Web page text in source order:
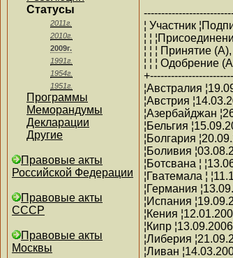
Статусы
2011г.
2010г.
2009г.
1991г.
1954г.
1951г.
Программы
Меморандумы
Декларации
Другие
Правовые акты
Российской Федерации
Правовые акты
СССР
Правовые акты
Москвы
¦ Участник
¦ ¦
¦ ¦ ¦ Принятие (A),
¦ ¦ ¦ Одобрение
¦Австралия
¦Австрия
¦Азербайджан
¦Бельгия
¦Болгария
¦Боливия
¦Ботсвана ¦
¦Гватемала ¦
¦Германия
¦Испания
¦Кения
¦Кипр
¦Либерия
¦Ливан